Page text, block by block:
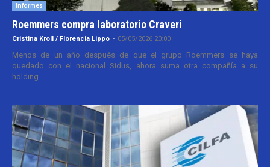
Informes
Roemmers compra laboratorio Craveri
Cristina Kroll / Florencia Lippo - 05/05/2026 20:00
Menos de un año después de que el grupo Roemmers se haya
quedado con el nacional Sidus, ahora suma otra compañía a su
holding....